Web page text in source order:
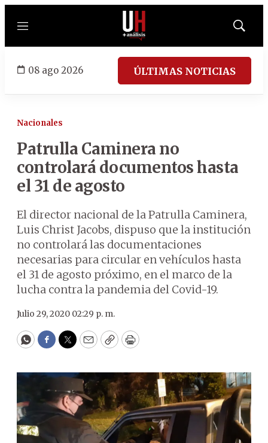
Menú
Mostrar
08 ago 2026 ÚLTIMAS NOTICIAS
Nacionales
Patrulla Caminera no
controlará documentos hasta
el 31 de agosto
El director nacional de la Patrulla Caminera,
Luis Christ Jacobs, dispuso que la institución
no controlará las documentaciones
necesarias para circular en vehículos hasta
el 31 de agosto próximo, en el marco de la
lucha contra la pandemia del Covid-19.
Julio 29, 2020 02:29 p. m.
WhatsApp
Facebook
Twitter
EmailCopyPrint